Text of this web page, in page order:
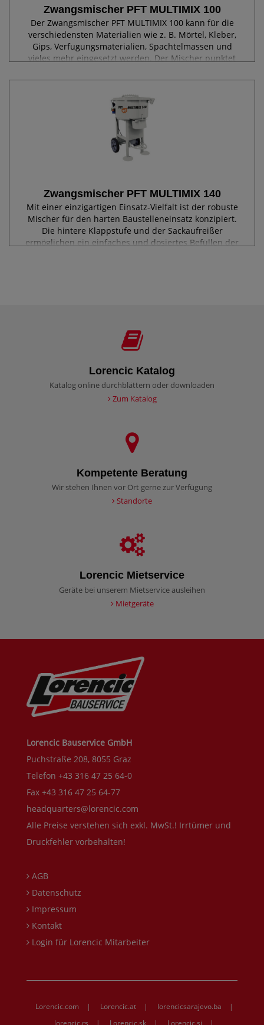
Zwangsmischer PFT MULTIMIX 100
Der Zwangsmischer PFT MULTIMIX 100 kann für die
verschiedensten Materialien wie z. B. Mörtel, Kleber,
Gips, Verfugungsmaterialien, Spachtelmassen und
vieles mehr eingesetzt werden. Der Mischer punktet
Zwangsmischer PFT MULTIMIX 140
Mit einer einzigartigen Einsatz-Vielfalt ist der robuste
Mischer für den harten Baustelleneinsatz konzipiert.
Die hintere Klappstufe und der Sackaufreißer
ermöglichen ein einfaches und dosiertes Befüllen der
Lorencic Katalog
Katalog online durchblättern oder downloaden
Zum Katalog
Kompetente Beratung
Wir stehen Ihnen vor Ort gerne zur Verfügung
Standorte
Lorencic Mietservice
Geräte bei unserem Mietservice ausleihen
Mietgeräte
Lorencic Bauservice GmbH
Puchstraße 208, 8055 Graz
Telefon +43 316 47 25 64-0
Fax +43 316 47 25 64-77
headquarters@lorencic.com
Alle Preise verstehen sich exkl. MwSt.! Irrtümer und
Druckfehler vorbehalten!
AGB
Datenschutz
Impressum
Kontakt
Login für Lorencic Mitarbeiter
Lorencic.com | Lorencic.at | lorencicsarajevo.ba
|
lorencic.rs
| Lorencic.sk | Lorencic.si |